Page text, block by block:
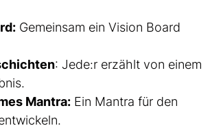
Gemeinsam ein Vision Board
: Jede:r erzählt von einem
Mantra: Ein Mantra für den